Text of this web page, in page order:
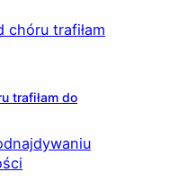
trafiłam do